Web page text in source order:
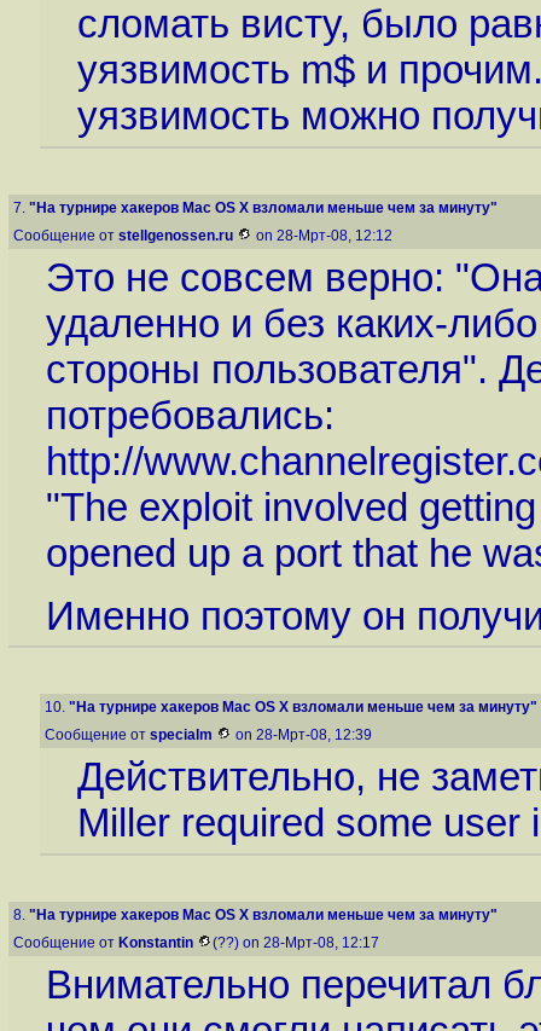
сломать висту, было
уязвимость m$ и
уязвимость можно
7. "На турнире хакеров Mac OS X взломали меньше чем за минуту"
Сообщение от stellgenossen.ru on 28-Мрт-08, 12:12
Это не совсем верно:
удаленно и без каких-
стороны пользователя".
потребовались:
http://
"The exploit involved
opened up a port that he
Именно поэтому он
10. "На турнире хакеров Mac OS X взломали меньше чем за минуту"
Сообщение от specialm on 28-Мрт-08, 12:39
Действительно, не
Miller required some
8. "На турнире хакеров Mac OS X взломали меньше чем за минуту"
Сообщение от Konstantin (??) on 28-Мрт-08, 12:17
Внимательно перечитал